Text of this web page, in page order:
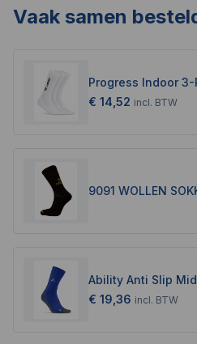
Vaak samen
Progress Indoor 3-
€ 14,52 incl. BTW
9091 WOLLEN
Ability Anti Slip
€ 19,36 incl. BTW